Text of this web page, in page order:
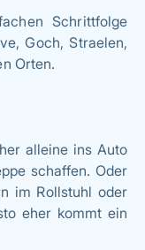
Schrittfolge
Goch, Straelen,
Orten.
alleine ins Auto
schaffen. Oder
im Rollstuhl oder
eher kommt ein